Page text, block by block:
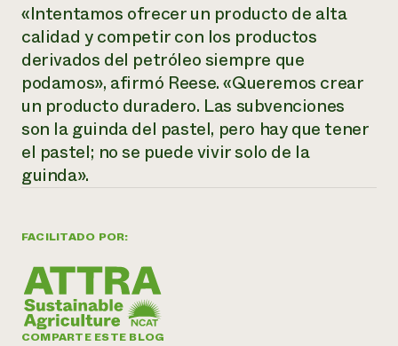
FACILITADO POR:
COMPARTE ESTE BLOG
«Intentamos ofrecer un producto de alta
calidad y competir con los productos
derivados del petróleo siempre que
podamos», afirmó Reese. «Queremos crear
un producto duradero. Las subvenciones
son la guinda del pastel, pero hay que tener
el pastel; no se puede vivir solo de la
guinda».